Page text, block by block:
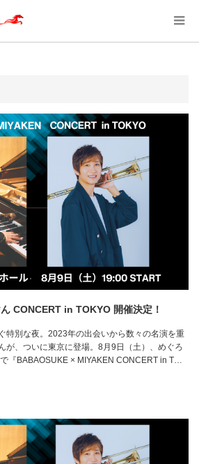
CONCERT in TOKYO 開催決定！
特別な夜。2023年の出会いから数々の名演を重
が、ついに東京に登場。8月9日（土）、めぐろ
『BABAOSUKE × MIYAKEN CONCERT in T…